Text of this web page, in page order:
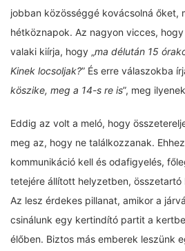
jobban közösséggé kovácsolná őket,
hétköznapok. Az nagyon vicces,
valaki kiírja, hogy „ma délután 15
Kinek locsoljak?” És erre válaszokba
köszike, meg a 14-s re is”, meg
Eddig az volt a meló, hogy
meg az, hogy ne találkozzanak.
kommunikáció kell és odafigyelés,
tetejére állított helyzetben, összetartó
Az lesz érdekes pillanat, amikor a
csinálunk egy kertindító partit a
élőben. Biztos más emberek leszünk